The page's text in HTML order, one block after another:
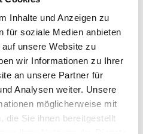
Inhalte und Anzeigen zu
für soziale Medien anbieten
unsere Website zu
wir Informationen zu Ihrer
an unsere Partner für
Analysen weiter. Unsere
möglicherweise mit
die Sie ihnen bereitgestellt